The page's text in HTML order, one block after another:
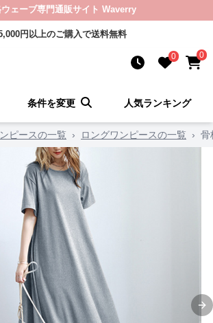
ェーブ専門通販サイト Waverry
円以上のご購入で送料無料
0 0
条件を変更 人気ランキング
ピースの一覧 › ロングワンピースの一覧 › 骨